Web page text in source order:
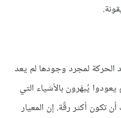
لمجرد وجودها لم يعد
يُبهَرون بالأشياء التي
تكون أكثر رقّة. إن المعيار